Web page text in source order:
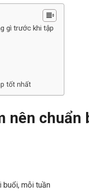
gì trước khi tập
tốt nhất
nên
buổi, mỗi tuần